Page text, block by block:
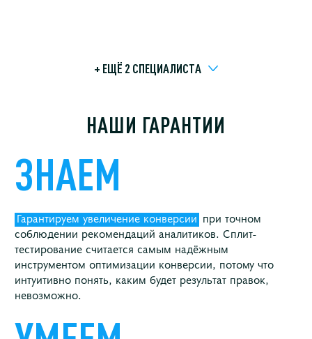
+ ЕЩЁ 2 СПЕЦИАЛИСТA
НАШИ ГАРАНТИИ
ЗНАЕМ
Гарантируем увеличение конверсии при точном
соблюдении рекомендаций аналитиков. Сплит-
тестирование считается самым надёжным
инструментом оптимизации конверсии, потому что
интуитивно понять, каким будет результат правок,
невозможно.